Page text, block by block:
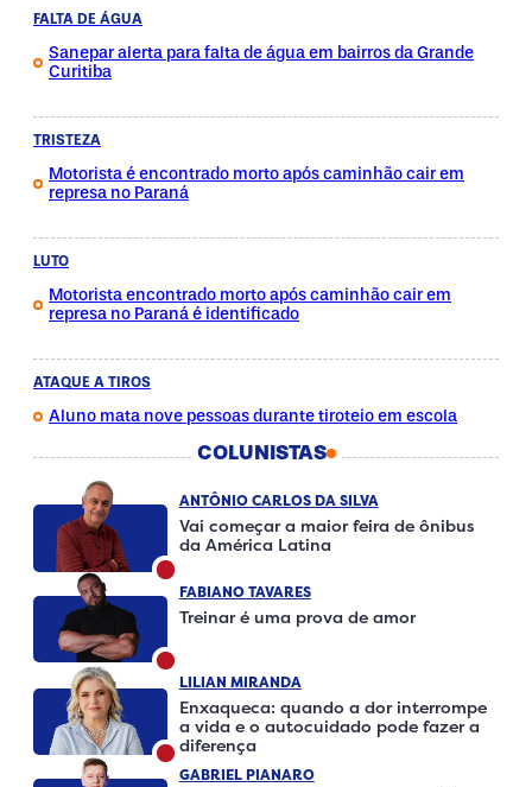
FALTA DE ÁGUA
Sanepar alerta para falta de água em bairros da Grande
Curitiba
TRISTEZA
Motorista é encontrado morto após caminhão cair em
represa no Paraná
LUTO
Motorista encontrado morto após caminhão cair em
represa no Paraná é identificado
ATAQUE A TIROS
Aluno mata nove pessoas durante tiroteio em escola
COLUNISTAS
ANTÔNIO CARLOS DA SILVA
Vai começar a maior feira de ônibus
da América Latina
FABIANO TAVARES
Treinar é uma prova de amor
LILIAN MIRANDA
Enxaqueca: quando a dor interrompe
a vida e o autocuidado pode fazer a
diferença
GABRIEL PIANARO